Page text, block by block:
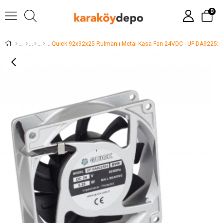
0
Quick 92x92x25 Rulmanlı Metal Kasa Fan 24VDC - UF-